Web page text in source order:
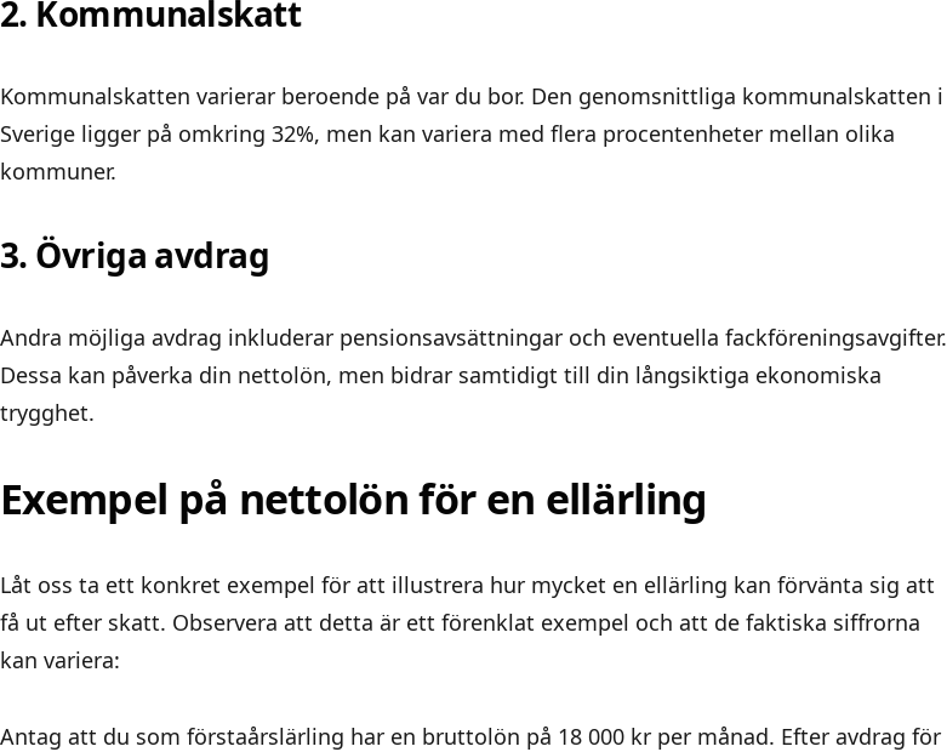
2. Kommunalskatt
Kommunalskatten varierar beroende på var du bor. Den genomsnittliga kommunalskatten i
Sverige ligger på omkring 32%, men kan variera med flera procentenheter mellan olika
kommuner.
3. Övriga avdrag
Andra möjliga avdrag inkluderar pensionsavsättningar och eventuella fackföreningsavgifter.
Dessa kan påverka din nettolön, men bidrar samtidigt till din långsiktiga ekonomiska
trygghet.
Exempel på nettolön för en ellärling
Låt oss ta ett konkret exempel för att illustrera hur mycket en ellärling kan förvänta sig att
få ut efter skatt. Observera att detta är ett förenklat exempel och att de faktiska siffrorna
kan variera:
Antag att du som förstaårslärling har en bruttolön på 18 000 kr per månad. Efter avdrag för